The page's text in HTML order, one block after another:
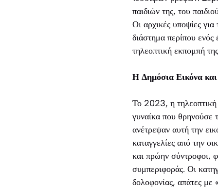
παιδιών της, του
Οι αρχικές υποψίες
διάστημα περίπου
τηλεοπτική εκπομπή
Η Δημόσια Εικόνα
Το 2023, η τηλεοπτική
γυναίκα που θρηνούσε
ανέτρεψαν αυτή την
καταγγελίες από την
και πρώην σύντροφοι,
συμπεριφοράς. Οι
δολοφονίας, απάτες με